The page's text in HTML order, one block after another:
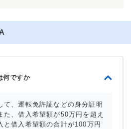
何ですか
て、運転免許証などの身分証明
た、借入希望額が50万円を超え
と借入希望額の合計が100万円